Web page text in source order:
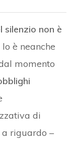
silenzio non è
lo è neanche
momento
di
riguardo –